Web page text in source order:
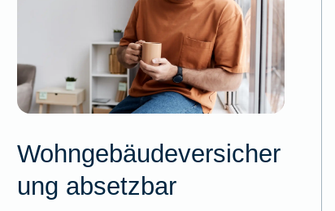
Wohngebäudeversicher
ung absetzbar